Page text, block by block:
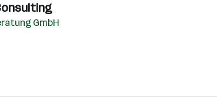
GmbH